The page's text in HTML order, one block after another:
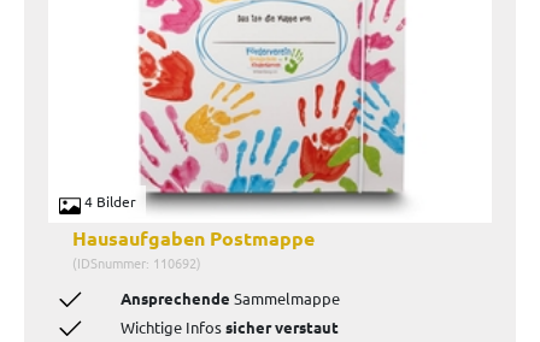
4 Bilder
Hausaufgaben Postmappe
(IDSnummer: 110692)
Ansprechende Sammelmappe
Wichtige Infossicher verstaut